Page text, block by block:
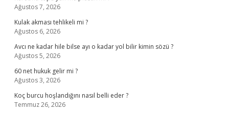
Ağustos 7, 2026
Kulak akması tehlikeli mi ?
Ağustos 6, 2026
Avcı ne kadar hile bilse ayı o kadar yol bilir kimin sözü ?
Ağustos 5, 2026
60 net hukuk gelir mi ?
Ağustos 3, 2026
Koç burcu hoşlandığını nasıl belli eder ?
Temmuz 26, 2026